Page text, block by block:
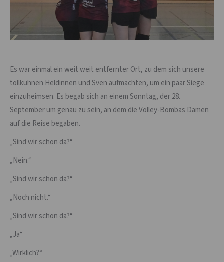
Es war einmal ein weit weit entfernter Ort, zu dem sich unsere
tollkühnen Heldinnen und Sven aufmachten, um ein paar Siege
einzuheimsen. Es begab sich an einem Sonntag, der 28.
September um genau zu sein, an dem die Volley-Bombas Damen
auf die Reise begaben.
„Sind wir schon da?“
„Nein.“
„Sind wir schon da?“
„Noch nicht.“
„Sind wir schon da?“
„Ja“
„Wirklich?“